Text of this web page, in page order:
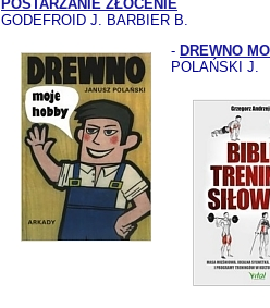
POSTARZANIE ZŁOCENIE
GODEFROID J. BARBIER B.
- DREWNO
POLAŃSKI J.